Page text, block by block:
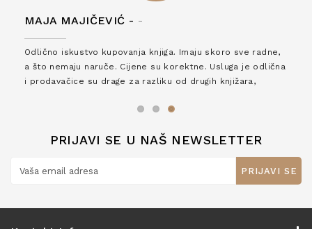
MAJA MAJIČEVIĆ - -
Odlično iskustvo kupovanja knjiga. Imaju skoro sve radne,
a što nemaju naruče. Cijene su korektne. Usluga je odlična
i prodavačice su drage za razliku od drugih knjižara,
PRIJAVI SE U NAŠ NEWSLETTER
PRIJAVI SE